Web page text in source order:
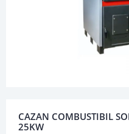
CAZAN COMBUSTIBIL
25KW